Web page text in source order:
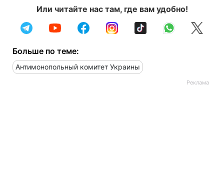
Или читайте нас там, где вам удобно!
Больше по теме:
Антимонопольный комитет Украины